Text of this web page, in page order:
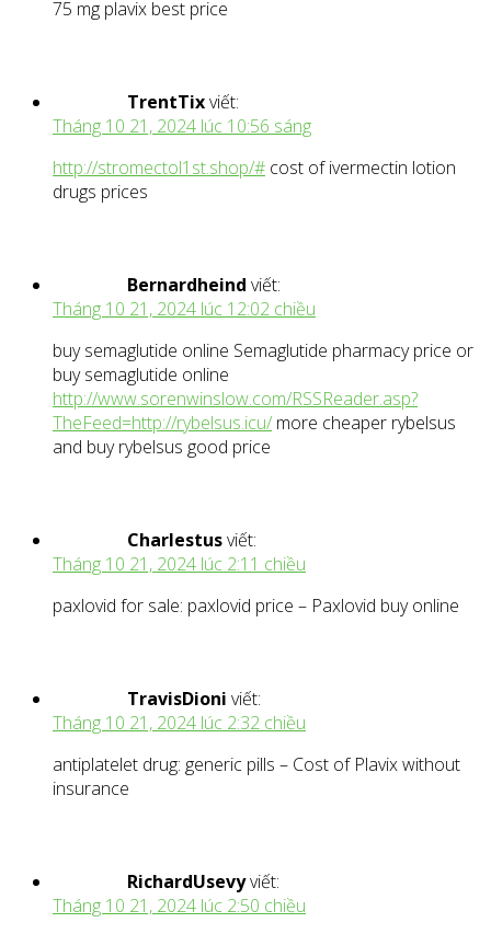
75 mg plavix best price
TrentTixviết:
Tháng 10 21, 2024 lúc 10:56 sáng
http://stromectol1st.shop/# cost of ivermectin lotion
drugs prices
Bernardheind viết:
Tháng 10 21, 2024 lúc 12:02 chiều
buy semaglutide online Semaglutide pharmacy price or
buy semaglutide online
http://www.sorenwinslow.com/RSSReader.asp?
TheFeed=http://rybelsus.icu/ more cheaper rybelsus
and buy rybelsus good price
Charlestusviết:
Tháng 10 21, 2024 lúc 2:11 chiều
paxlovid for sale: paxlovid price – Paxlovid buy online
TravisDioni viết:
Tháng 10 21, 2024 lúc 2:32 chiều
antiplatelet drug: generic pills – Cost of Plavix without
insurance
RichardUsevyviết:
Tháng 10 21, 2024 lúc 2:50 chiều